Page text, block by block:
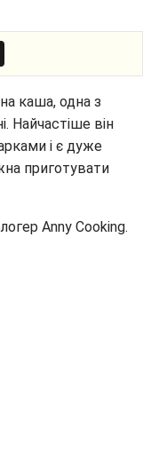
каша, одна з
Найчастіше він
і є дуже
приготувати
Anny Cooking.